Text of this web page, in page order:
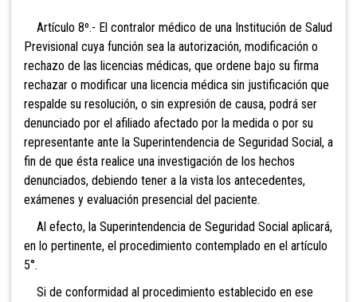
Artículo 8º.- El contralor médico de una Institución de Salud
Previsional cuya función sea la autorización, modificación o
rechazo de las licencias médicas, que ordene bajo su firma
rechazar o modificar una licencia médica sin justificación que
respalde su resolución, o sin expresión de causa, podrá ser
denunciado por el afiliado afectado por la medida o por su
representante ante la Superintendencia de Seguridad Social, a
fin de que ésta realice una investigación de los hechos
denunciados, debiendo tener a la vista los antecedentes,
exámenes y evaluación presencial del paciente.
Al efecto, la Superintendencia de Seguridad Social aplicará,
en lo pertinente, el procedimiento contemplado en el artículo
5°.
Si de conformidad al procedimiento establecido en ese